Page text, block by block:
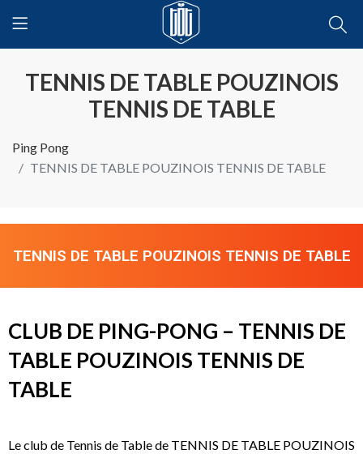
TENNIS DE TABLE POUZINOIS
TENNIS DE TABLE
Ping Pong
TENNIS DE TABLE POUZINOIS TENNIS DE TABLE
TENNIS DE TABLE POUZINOIS TENNIS DE TABLE
CLUB DE PING-PONG – TENNIS DE
TABLE POUZINOIS TENNIS DE
TABLE
Le club de Tennis de Table de TENNIS DE TABLE POUZINOIS